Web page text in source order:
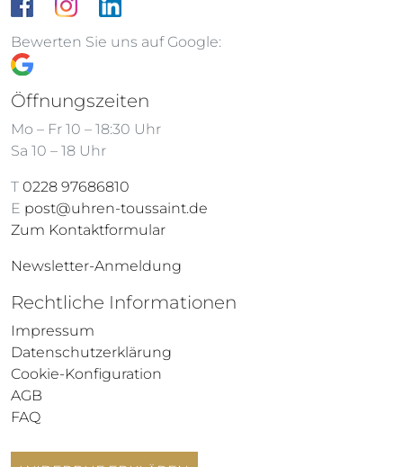
Bewerten Sie uns auf Google:
Öffnungszeiten
Mo – Fr 10 – 18:30 Uhr
Sa 10 – 18 Uhr
T 0228 97686810
E post@uhren-toussaint.de
Zum Kontaktformular
Newsletter-Anmeldung
Rechtliche Informationen
Impressum
Datenschutzerklärung
Cookie-Konfiguration
AGB
FAQ